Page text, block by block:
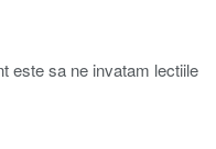
este sa ne invatam lectiile